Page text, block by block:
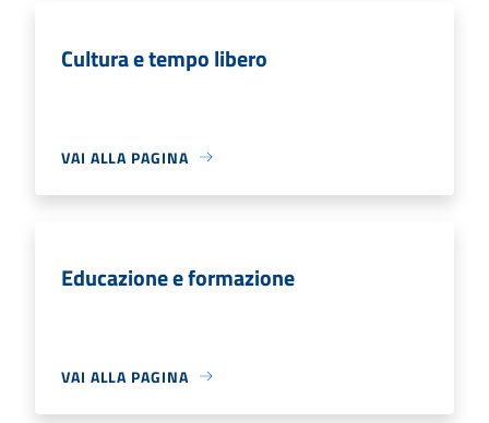
Cultura e tempo libero
VAI ALLA PAGINA
Educazione e formazione
VAI ALLA PAGINA